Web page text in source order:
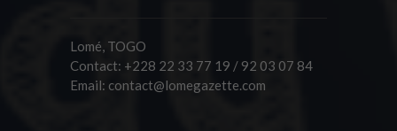
Lomé, TOGO
Contact: +228 22 33 77 19 / 92 03 07 84
Email: contact@lomegazette.com